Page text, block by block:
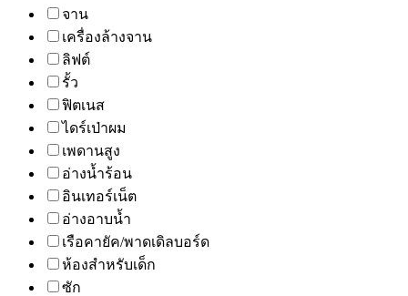
จาน
เครื่องล้างจาน
ลิฟต์
รั้ว
ฟิตเนส
ไดร์เป่าผม
เพดานสูง
อ่างน้ำร้อน
อินเทอร์เน็ต
อ่างอาบน้ำ
เรือคายัค/พาดเดิลบอร์ด
ห้องสำหรับเด็ก
ซัก